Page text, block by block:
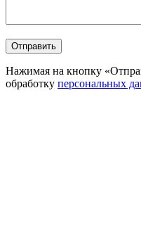
Нажимая на кнопку
обработку персональных